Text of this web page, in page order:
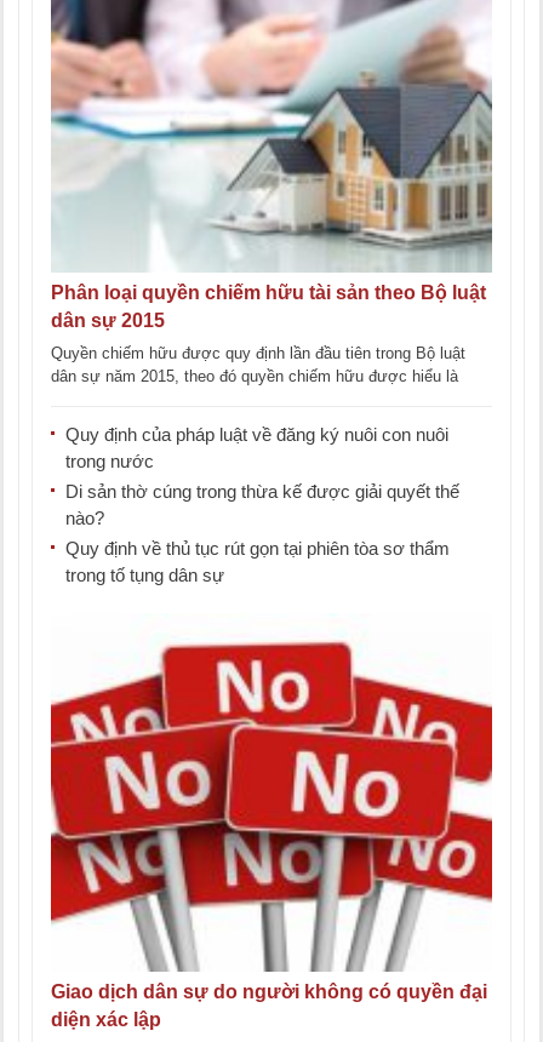
Phân loại quyền chiếm hữu tài sản theo Bộ luật
dân sự 2015
Quyền chiếm hữu được quy định lần đầu tiên trong Bộ luật
dân sự năm 2015, theo đó quyền chiếm hữu được hiểu là
Quy định của pháp luật về đăng ký nuôi con nuôi
trong nước
Di sản thờ cúng trong thừa kế được giải quyết thế
nào?
Quy định về thủ tục rút gọn tại phiên tòa sơ thẩm
trong tố tụng dân sự
Giao dịch dân sự do người không có quyền đại
diện xác lập